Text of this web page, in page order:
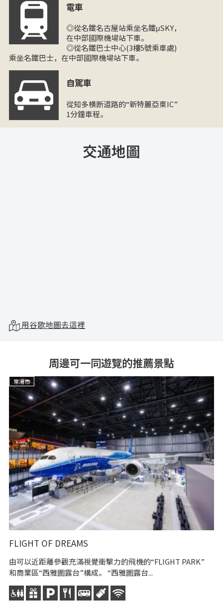
電車
◎從名鐵名古屋站乘坐名鐵μSKY，
在中部國際機場站下車。
◎從名鐵巴士中心(3樓5號乘車處)
乘坐名鐵巴士，在中部國際機場站下車。
自駕車
從知多横断道路的“新特麗亞東IC”
1分鐘車程。
交通地圖
用谷歌地圖去這裡
周邊可一同遊覽的推薦景點
常滑市
FLIGHT OF DREAMS
由可以近距離參觀充滿視覺衝擊力的飛機的“FLIGHT PARK”
和商業區“西雅圖露台”構成。 “西雅圖露台...